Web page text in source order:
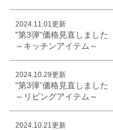
2024.11.01更新
"第3弾"価格見直しました
～キッチンアイテム～
2024.10.29更新
"第3弾”価格見直しました
～リビングアイテム～
2024.10.21更新